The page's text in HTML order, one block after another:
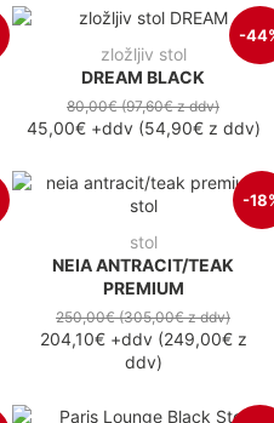
-
zložljiv stol
DREAM BLACK
80,00€(97,60€z ddv)
45,00€+ddv(54,90€z ddv)
-
stol
NEIA ANTRACIT/TEAK
PREMIUM
250,00€(305,00€z ddv)
204,10€+ddv(249,00€z
ddv)